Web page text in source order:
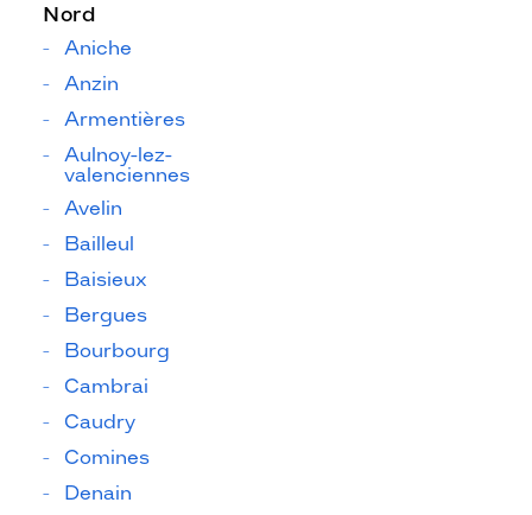
Nord
Aniche
Anzin
Armentières
Aulnoy-lez-
valenciennes
Avelin
Bailleul
Baisieux
Bergues
Bourbourg
Cambrai
Caudry
Comines
Denain